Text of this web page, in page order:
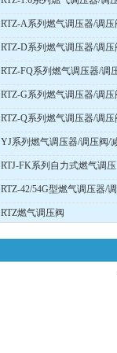
阀/减压阀
RTZ-A系列燃气调压器/调压
减压阀
RTZ-D系列燃气调压器/调压
减压阀
RTZ-FQ系列燃气调压器/调
阀/减压阀
RTZ-G系列燃气调压器/调压
减压阀
RTZ-Q系列燃气调压器/调压
减压阀
YJ系列燃气调压器/调压阀/
压阀
RTJ-FK系列自力式燃气调压
器/调压阀/减压阀
RTZ-42/54G型燃气调压器/
阀/减压阀
RTZ燃气调压阀